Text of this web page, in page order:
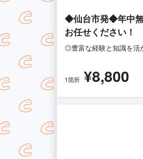
◆仙台市発◆年中無
お任せください！
◎豊富な経験と知識を活
1箇所 ¥8,800